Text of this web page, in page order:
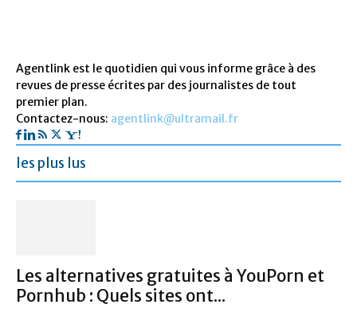
Agentlink est le quotidien qui vous informe grâce à des
revues de presse écrites par des journalistes de tout
premier plan.
Contactez-nous: agentlink@ultramail.fr
les plus lus
Les alternatives gratuites à YouPorn et
Pornhub : Quels sites ont...